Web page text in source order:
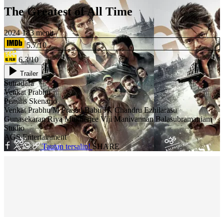
The Greatest of All Time
2024 183 menit
5.7/10
6.3/10
Trailer
Sutradara
Venkat Prabhu
Penulis Skenario
Venkat Prabhu M Prasad Babu JK Chandru Ezhilarasu
Gunasekaran Riya Mukherjee Viji Manivannan Balasubramaniam
Studio
AGS Entertainment
Tautan tersalin! SHARE